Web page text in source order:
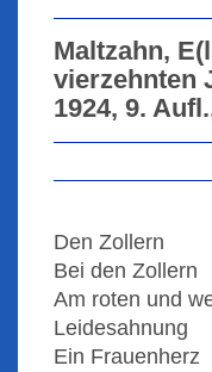
Maltzahn,
vierzehnten
1924, 9.
Den Zollern
Bei den Zollern
Am roten und
Leidesahnung
Ein Frauenherz